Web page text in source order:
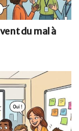
du mal à